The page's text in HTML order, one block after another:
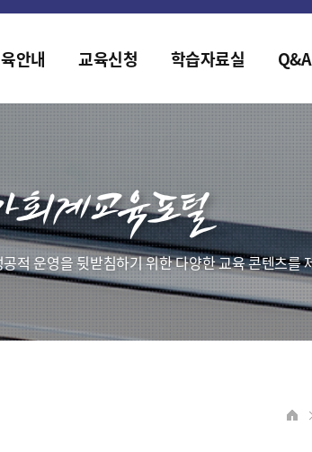
게 개편되었습니다.
안내 교육신청 학습자료실 Q&A
적 운영을 뒷받침하기 위한 다양한 교육 콘텐츠를